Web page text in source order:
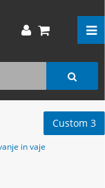
Custom 3
in vaje